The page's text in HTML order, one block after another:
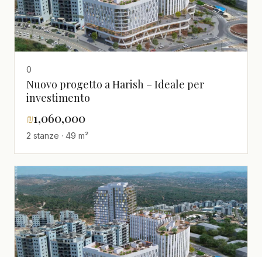
0
Nuovo progetto a Harish – Ideale per
investimento
₪1,060,000
2 stanze · 49 m²